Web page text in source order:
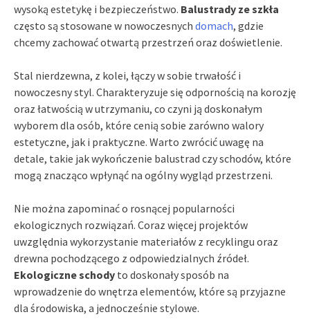
wysoką estetykę i bezpieczeństwo. Balustrady ze szkła
często są stosowane w nowoczesnych domach, gdzie
chcemy zachować otwartą przestrzeń oraz doświetlenie.
Stal nierdzewna, z kolei, łączy w sobie trwałość i
nowoczesny styl. Charakteryzuje się odpornością na korozję
oraz łatwością w utrzymaniu, co czyni ją doskonałym
wyborem dla osób, które cenią sobie zarówno walory
estetyczne, jak i praktyczne. Warto zwrócić uwagę na
detale, takie jak wykończenie balustrad czy schodów, które
mogą znacząco wpłynąć na ogólny wygląd przestrzeni.
Nie można zapominać o rosnącej popularności
ekologicznych rozwiązań. Coraz więcej projektów
uwzględnia wykorzystanie materiałów z recyklingu oraz
drewna pochodzącego z odpowiedzialnych źródeł.
Ekologiczne schody to doskonały sposób na
wprowadzenie do wnętrza elementów, które są przyjazne
dla środowiska, a jednocześnie stylowe.